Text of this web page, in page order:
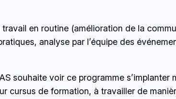
en routine (amélioration de la
analyse par l’équipe des
souhaite voir ce programme s’implanter
cursus de formation, à travailler de